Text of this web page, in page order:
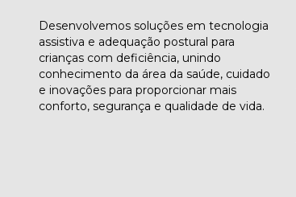
Desenvolvemos soluções em tecnologia
assistiva e adequação postural para
crianças com deficiência, unindo
conhecimento da área da saúde, cuidado
e inovações para proporcionar mais
conforto, segurança e qualidade de vida.